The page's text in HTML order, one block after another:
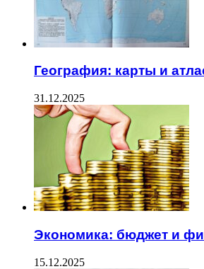
География: карты и
31.12.2025
Экономика: бюджет и
15.12.2025